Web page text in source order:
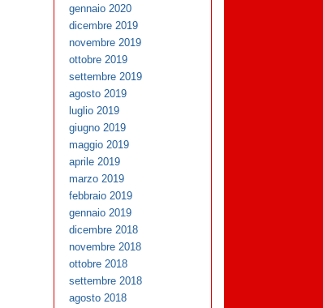
gennaio 2020
dicembre 2019
novembre 2019
ottobre 2019
settembre 2019
agosto 2019
luglio 2019
giugno 2019
maggio 2019
aprile 2019
marzo 2019
febbraio 2019
gennaio 2019
dicembre 2018
novembre 2018
ottobre 2018
settembre 2018
agosto 2018